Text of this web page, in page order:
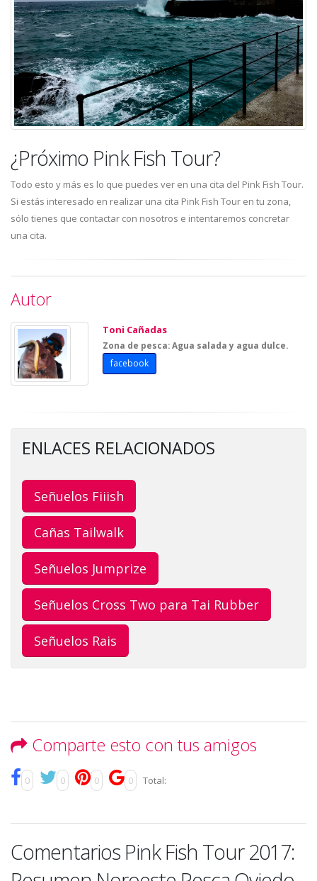
¿Próximo Pink Fish Tour?
Todo esto y más es lo que puedes ver en una cita del Pink Fish Tour.
Si estás interesado en realizar una cita Pink Fish Tour en tu zona,
sólo tienes que contactar con nosotros e intentaremos concretar
una cita.
Autor
Toni Cañadas
Zona de pesca: Agua salada y agua dulce.
facebook
ENLACES RELACIONADOS
Señuelos Fiiish
Cañas Tailwalk
Señuelos Jumprize
Señuelos Cross Two para Tai Rubber
Señuelos Rais
Comparte esto con tus amigos
0 0 0 0 Total:
Comentarios Pink Fish Tour 2017: